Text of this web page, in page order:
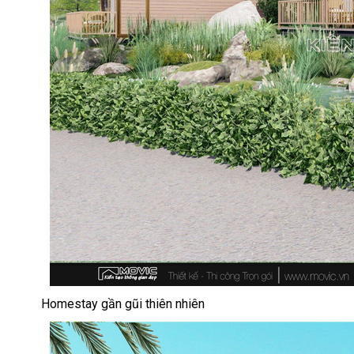
Homestay gần gũi thiên nhiên